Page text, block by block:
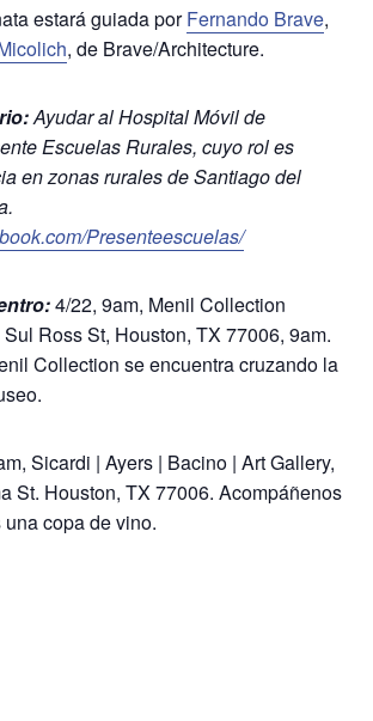
estará guiada porFernando Brave,
, de Brave/Architecture.
Ayudar al Hospital Móvil de
Escuelas Rurales, cuyo rol es
en zonas rurales de Santiago del
Presenteescuelas/
4/22, 9am, Menil Collection
Ross St, Houston, TX 77006, 9am.
Collection se encuentra cruzando la
Sicardi | Ayers | Bacino | Art Gallery,
St. Houston, TX 77006. Acompáñenos
copa de vino.